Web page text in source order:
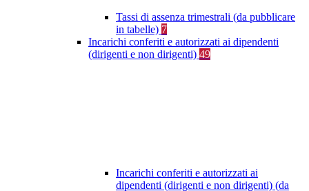
Tassi di assenza trimestrali (da pubblicare
in tabelle) 7
Incarichi conferiti e autorizzati ai dipendenti
(dirigenti e non dirigenti) 49
Incarichi conferiti e autorizzati ai
dipendenti (dirigenti e non dirigenti) (da